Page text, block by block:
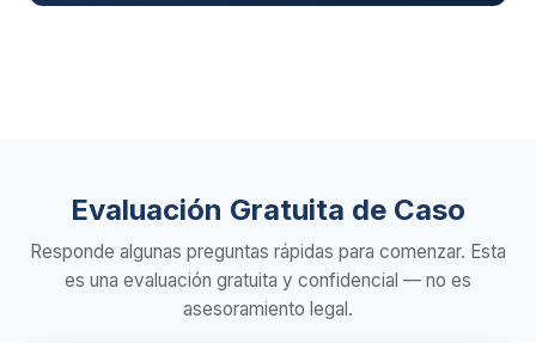
Evaluación Gratuita de Caso
Responde algunas preguntas rápidas para comenzar. Esta
es una evaluación gratuita y confidencial — no es
asesoramiento legal.